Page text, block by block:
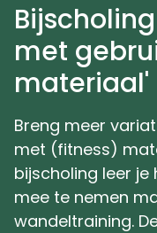
met
materiaal'
Breng meer
met (fitness)
bijscholing leer je
mee te nemen
wandeltraining.